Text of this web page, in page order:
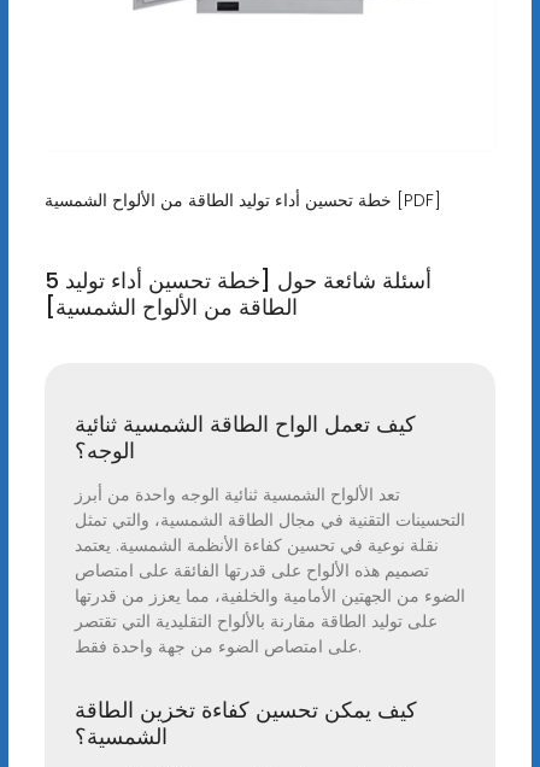
خطة تحسين أداء توليد الطاقة من الألواح الشمسية [PDF]
5 أسئلة شائعة حول [خطة تحسين أداء توليد
الطاقة من الألواح الشمسية]
كيف تعمل الواح الطاقة الشمسية ثنائية
الوجه؟
تعد الألواح الشمسية ثنائية الوجه واحدة من أبرز
التحسينات التقنية في مجال الطاقة الشمسية، والتي تمثل
نقلة نوعية في تحسين كفاءة الأنظمة الشمسية. يعتمد
تصميم هذه الألواح على قدرتها الفائقة على امتصاص
الضوء من الجهتين الأمامية والخلفية، مما يعزز من قدرتها
على توليد الطاقة مقارنة بالألواح التقليدية التي تقتصر
على امتصاص الضوء من جهة واحدة فقط.
كيف يمكن تحسين كفاءة تخزين الطاقة
الشمسية؟